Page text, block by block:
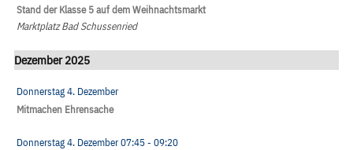
Stand der Klasse 5 auf dem Weihnachtsmarkt
Marktplatz Bad Schussenried
Dezember 2025
Donnerstag 4. Dezember
Mitmachen Ehrensache
Donnerstag 4. Dezember07:45- 09:20